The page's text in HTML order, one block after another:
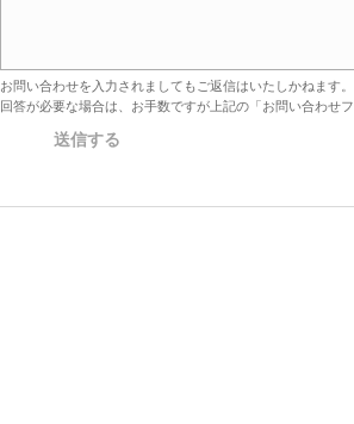
お問い合わせを入力されましてもご返信はいたしかねます。
回答が必要な場合は、お手数ですが上記の「お問い合わせ